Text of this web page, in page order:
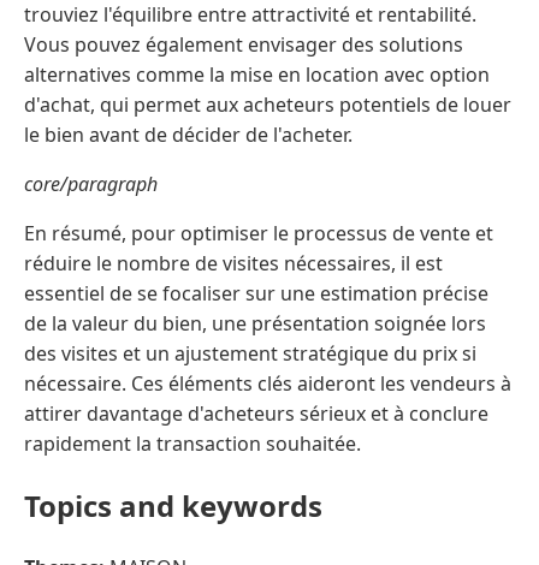
trouviez l'équilibre entre attractivité et rentabilité.
Vous pouvez également envisager des solutions
alternatives comme la mise en location avec option
d'achat, qui permet aux acheteurs potentiels de louer
le bien avant de décider de l'acheter.
core/paragraph
En résumé, pour optimiser le processus de vente et
réduire le nombre de visites nécessaires, il est
essentiel de se focaliser sur une estimation précise
de la valeur du bien, une présentation soignée lors
des visites et un ajustement stratégique du prix si
nécessaire. Ces éléments clés aideront les vendeurs à
attirer davantage d'acheteurs sérieux et à conclure
rapidement la transaction souhaitée.
Topics and keywords